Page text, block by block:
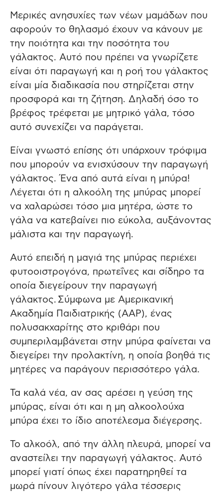
Μερικές ανησυχίες των νέων μαμάδων που
αφορούν το θηλασμό έχουν να κάνουν με
την ποιότητα και την ποσότητα του
γάλακτος. Αυτό που πρέπει να γνωρίζετε
είναι ότι παραγωγή και η ροή του γάλακτος
είναι μία διαδικασία που στηρίζεται στην
προσφορά και τη ζήτηση. Δηλαδή όσο το
βρέφος τρέφεται με μητρικό γάλα, τόσο
αυτό συνεχίζει να παράγεται.
Είναι γνωστό επίσης ότι υπάρχουν τρόφιμα
που μπορούν να ενισχύσουν την παραγωγή
γάλακτος. Ένα από αυτά είναι η μπύρα!
Λέγεται ότι η αλκοόλη της μπύρας μπορεί
να χαλαρώσει τόσο μια μητέρα, ώστε το
γάλα να κατεβαίνει πιο εύκολα, αυξάνοντας
μάλιστα και την παραγωγή.
Αυτό επειδή η μαγιά της μπύρας περιέχει
φυτοοιστρογόνα, πρωτεΐνες και σίδηρο τα
οποία διεγείρουν την παραγωγή
γάλακτος. Σύμφωνα με Αμερικανική
Ακαδημία Παιδιατρικής (AAP), ένας
πολυσακχαρίτης στο κριθάρι που
συμπεριλαμβάνεται στην μπύρα φαίνεται να
διεγείρει την προλακτίνη, η οποία βοηθά τις
μητέρες να παράγουν περισσότερο γάλα.
Τα καλά νέα, αν σας αρέσει η γεύση της
μπύρας, είναι ότι και η μη αλκοολούχα
μπύρα έχει το ίδιο αποτέλεσμα διέγερσης.
Το αλκοόλ, από την άλλη πλευρά, μπορεί να
αναστείλει την παραγωγή γάλακτος. Αυτό
μπορεί γιατί όπως έχει παρατηρηθεί τα
μωρά πίνουν λιγότερο γάλα τέσσερις